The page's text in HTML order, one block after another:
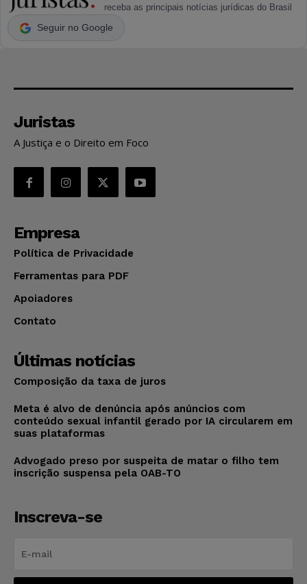
receba as principais notícias jurídicas do Brasil
Seguir no Google
Juristas
A Justiça e o Direito em Foco
Empresa
Política de Privacidade
Ferramentas para PDF
Apoiadores
Contato
Últimas notícias
Composição da taxa de juros
Meta é alvo de denúncia após anúncios com
conteúdo sexual infantil gerado por IA circularem em
suas plataformas
Advogado preso por suspeita de matar o filho tem
inscrição suspensa pela OAB-TO
Inscreva-se